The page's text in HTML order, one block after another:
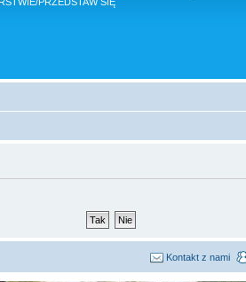
Kontakt z nami